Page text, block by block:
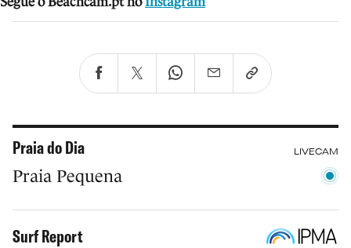
Praia do Dia LIVECAM
Praia Pequena
Surf Report